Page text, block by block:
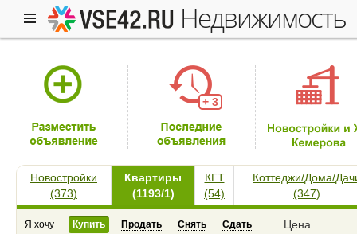
недвижимость
+ 3
Новостройки
(373)
Квартиры
(1193/1)
КГТ
(54)
Коттеджи/Дома/
(347)
Я хочу Купить Продать Снять Сдать Цена